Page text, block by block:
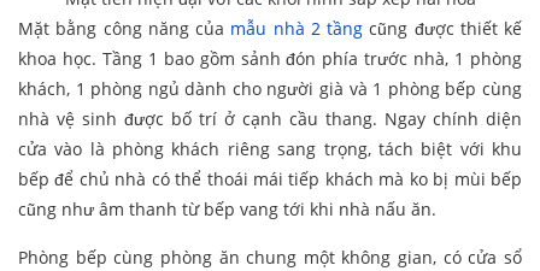
Mặt bằng công năng của mẫu nhà 2 tầng cũng được thiết kế
khoa học. Tầng 1 bao gồm sảnh đón phía trước nhà, 1 phòng
khách, 1 phòng ngủ dành cho người già và 1 phòng bếp cùng
nhà vệ sinh được bố trí ở cạnh cầu thang. Ngay chính diện
cửa vào là phòng khách riêng sang trọng, tách biệt với khu
bếp để chủ nhà có thể thoái mái tiếp khách mà ko bị mùi bếp
cũng như âm thanh từ bếp vang tới khi nhà nấu ăn.
Phòng bếp cùng phòng ăn chung một không gian, có cửa sổ